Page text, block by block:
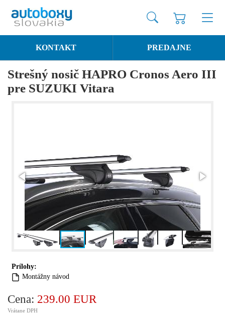
KONTAKT PREDAJNE
Strešný nosič HAPRO Cronos Aero III
pre SUZUKI Vitara
Prílohy:
Montážny návod
Cena: 239.00 EUR
Vrátane DPH